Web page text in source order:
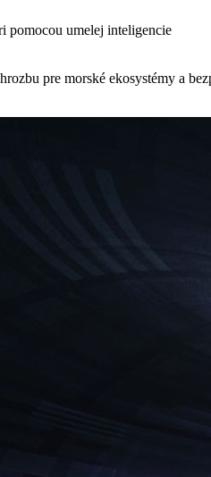
pomocou umelej inteligencie
pre morské ekosystémy a